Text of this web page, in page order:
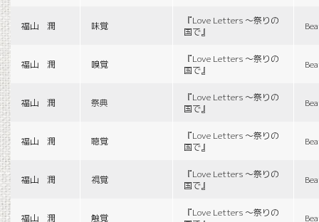
福山 潤 味覚
『Love Letters 〜祭りの
国で』
福山 潤 嗅覚
『Love Letters 〜祭りの
国で』
福山 潤 祭典
『Love Letters 〜祭りの
国で』
福山 潤 聴覚
『Love Letters 〜祭りの
国で』
福山 潤 視覚
『Love Letters 〜祭りの
国で』
福山 潤 触覚
『Love Letters 〜祭りの